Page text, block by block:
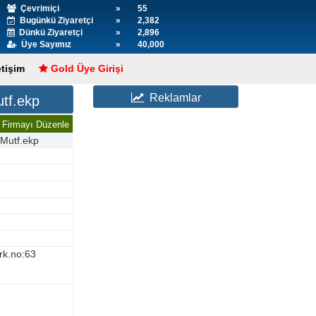
Çevrimiçi »
55
Bugünkü Ziyaretçi
»
2,382
Dünkü Ziyaretçi
»
2,896
Üye Sayımız
» 40,000
Gold Üye Girişi
Firmayı Düzenle
Reklamlar